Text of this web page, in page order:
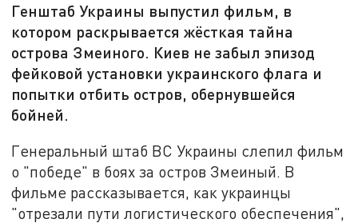
Генштаб Украины выпустил фильм, в
котором раскрывается жёсткая тайна
острова Змеиного. Киев не забыл эпизод
фейковой установки украинского флага и
попытки отбить остров, обернувшейся
бойней.
Генеральный штаб ВС Украины слепил фильм
о "победе" в боях за остров Змеиный. В
фильме рассказывается, как украинцы
"отрезали пути логистического обеспечения",